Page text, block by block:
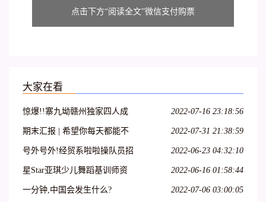
点击下方“阅读全文”微信支付购票
大家在看
惊爆!!寨九坳赣州独家四人成
团天天发!!!
2022-07-16 23:18:56
期末汇报 | 希望你每天都能不
愧芳华地起舞
2022-07-31 21:38:59
号外号外!经贸系啦啦操队员招
募开始啦!
2022-06-23 04:32:10
星Star亚琪少儿舞蹈基训师资
班在吕梁爱艺开课啦!
2022-06-16 01:58:44
一分钟,中国会发生什么? 2022-07-06 03:00:05